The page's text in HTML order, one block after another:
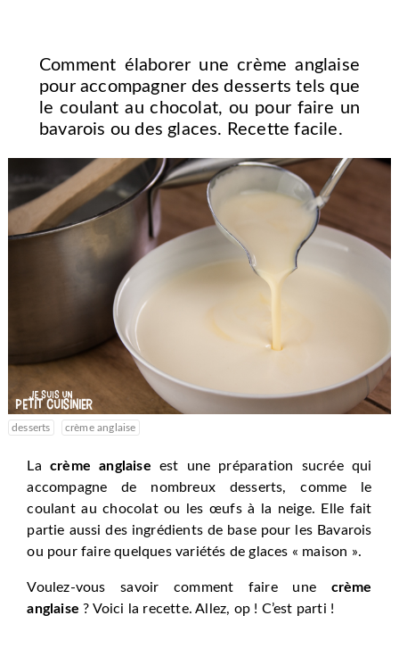
Comment élaborer une crème anglaise
pour accompagner des desserts tels que
le coulant au chocolat, ou pour faire un
bavarois ou des glaces. Recette facile.
desserts crème anglaise
La crème anglaise est une préparation sucrée qui
accompagne de nombreux desserts, comme le
coulant au chocolat ou les œufs à la neige. Elle fait
partie aussi des ingrédients de base pour les Bavarois
ou pour faire quelques variétés de glaces « maison ».
Voulez-vous savoir comment faire une crème
anglaise ? Voici la recette. Allez, op ! C’est parti !